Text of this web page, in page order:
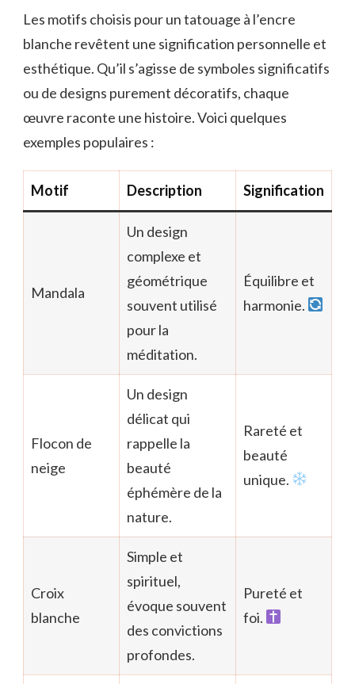
Les motifs choisis pour un tatouage à l’encre
blanche revêtent une signification personnelle et
esthétique. Qu’il s’agisse de symboles significatifs
ou de designs purement décoratifs, chaque
œuvre raconte une histoire. Voici quelques
exemples populaires :
Motif Description Signification
Mandala
Un design
complexe et
géométrique
souvent utilisé
pour la
méditation.
Équilibre et
harmonie.
Flocon de
neige
Un design
délicat qui
rappelle la
beauté
éphémère de la
nature.
Rareté et
beauté
unique.
Croix
blanche
Simple et
spirituel,
évoque souvent
des convictions
profondes.
Pureté et
foi.